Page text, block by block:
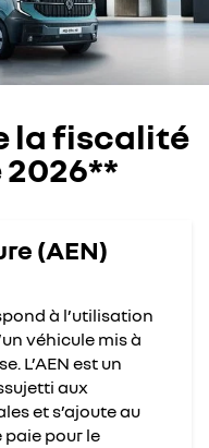
la fiscalité
(AEN)
à l’utilisation
véhicule mis à
L’AEN est un
aux
et s’ajoute au
pour le